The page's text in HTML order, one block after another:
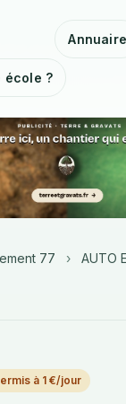
Annuaire
école ?
77 › AUTO
à 1 €/jour